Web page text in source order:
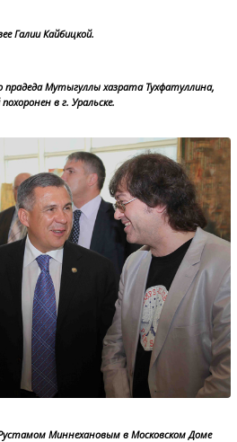
Галии Кайбицкой.
прадеда Мутыгуллы хазрата Тухфатуллина,
в г. Уральске.
Миннехановым в Московском Доме